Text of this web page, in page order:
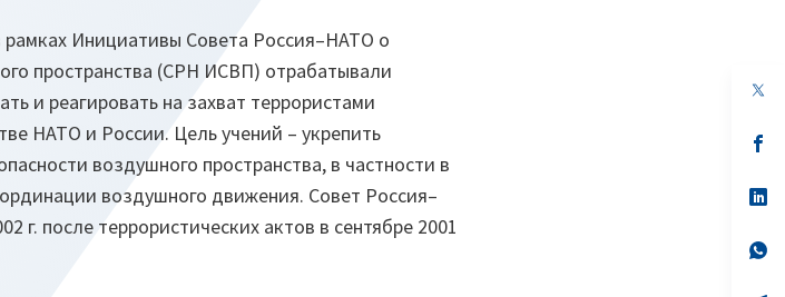
Инициативы Совета Россия–НАТО о
пространства (СРН ИСВП) отрабатывали
и реагировать на захват террористами
НАТО и России. Цель учений – укрепить
воздушного пространства, в частности в
воздушного движения. Совет Россия–
после террористических актов в сентябре 2001
in